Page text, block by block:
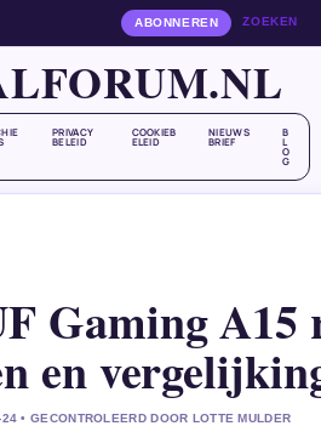
ABONNEREN ZOEKEN
PRIVACY
BELEID
COOKIEB
ELEID
NIEUWS
BRIEF
B
L
O
G
Gaming A15
en
• GECONTROLEERD DOOR LOTTE MULDER